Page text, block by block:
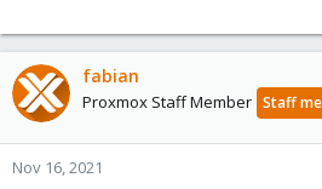
fabian
Proxmox Staff Member Staff
Nov 16, 2021